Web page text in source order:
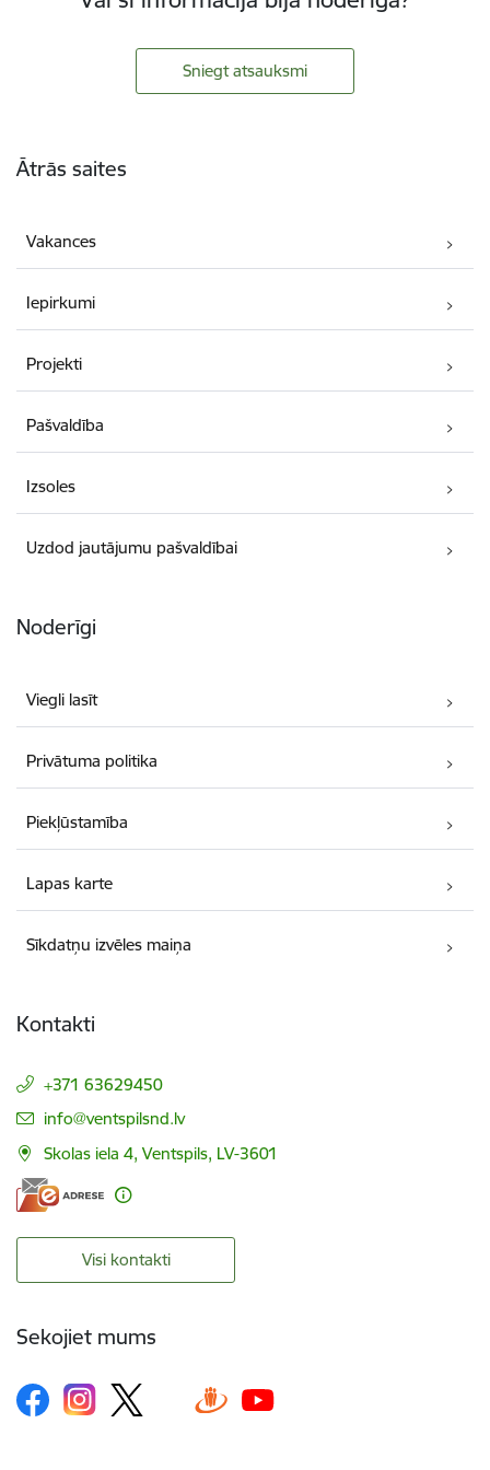
Sniegt atsauksmi
Ātrās saites
Vakances
Iepirkumi
Projekti
Pašvaldība
Izsoles
Uzdod jautājumu pašvaldībai
Noderīgi
Viegli lasīt
Privātuma politika
Piekļūstamība
Lapas karte
Sīkdatņu izvēles maiņa
Kontakti
+371 63629450
E-pasts:
info@ventspilsnd.lv
Skolas iela 4, Ventspils, LV-3601
Visi kontakti
Sekojiet mums